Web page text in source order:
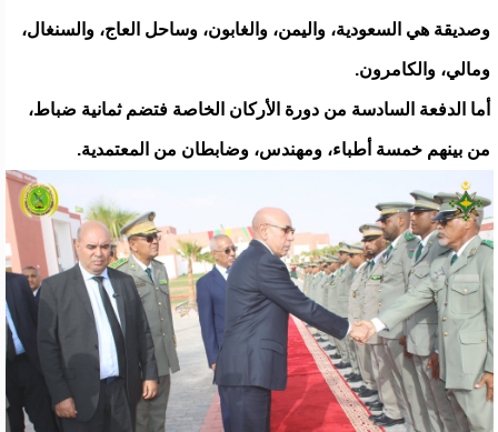
وصديقة هي السعودية، واليمن، والغابون، وساحل العاج، والسنغال،
ومالي، والكامرون.
أما الدفعة السادسة من دورة الأركان الخاصة فتضم ثمانية ضباط،
من بينهم خمسة أطباء، ومهندس، وضابطان من المعتمدية.